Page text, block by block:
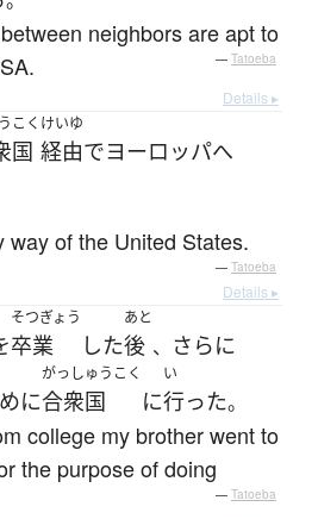
neighbors are apt to
— Tatoeba
Details ▸
こく
国
けいゆ
経由でヨーロッパへ
way of the United States.
— Tatoeba
Details ▸
そつぎょう
卒業 した
あと
後 、 さらに
に
がっしゅうこく
合衆国 に
い
行った。
college my brother went to
the purpose of doing
— Tatoeba